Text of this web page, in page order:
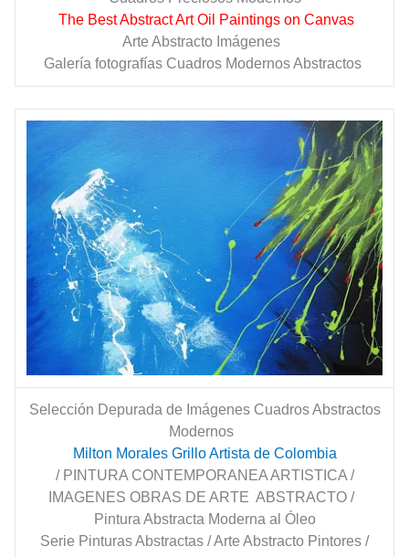
The Best Abstract Art Oil Paintings on Canvas
Arte Abstracto Imágenes
Galería fotografías Cuadros Modernos Abstractos
Selección Depurada de Imágenes Cuadros Abstractos
Modernos
Milton Morales Grillo Artista de Colombia
/ PINTURA CONTEMPORANEA ARTISTICA /
IMAGENES OBRAS DE ARTE ABSTRACTO /
Pintura Abstracta Moderna al Óleo
Serie Pinturas Abstractas / Arte Abstracto Pintores /